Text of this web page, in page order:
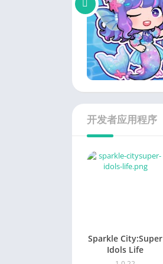
开发者应用程序
Sparkle City:Super
Idols Life